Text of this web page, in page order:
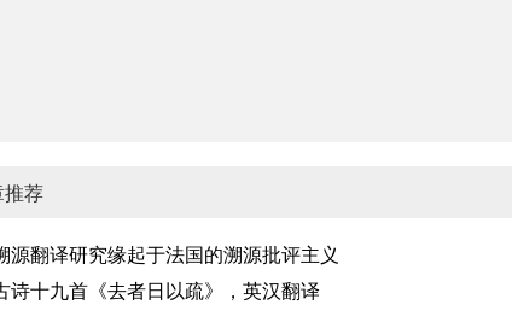
推荐
源翻译研究缘起于法国的溯源批评主义
诗十九首《去者日以疏》，英汉翻译